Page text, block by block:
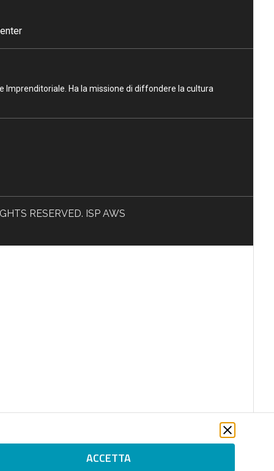
ACCETTA
Imprenditoriale. Ha la missione di diffondere la cultura
RESERVED. ISP AWS